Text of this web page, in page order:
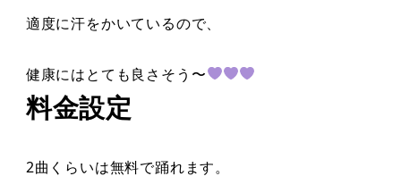
適度に汗をかいているので、
健康にはとても良さそう〜
料金設定
2曲くらいは無料で踊れます。